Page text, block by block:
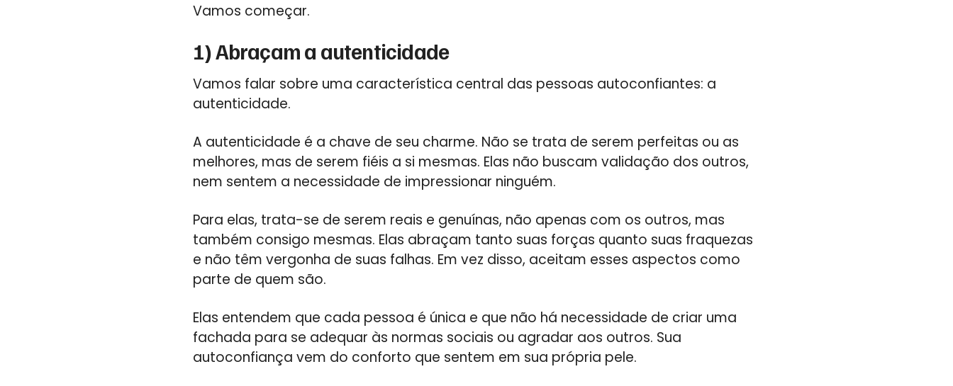
Vamos começar.
1) Abraçam a autenticidade
Vamos falar sobre uma característica central das pessoas autoconfiantes: a
autenticidade.
A autenticidade é a chave de seu charme. Não se trata de serem perfeitas ou as
melhores, mas de serem fiéis a si mesmas. Elas não buscam validação dos outros,
nem sentem a necessidade de impressionar ninguém.
Para elas, trata-se de serem reais e genuínas, não apenas com os outros, mas
também consigo mesmas. Elas abraçam tanto suas forças quanto suas fraquezas
e não têm vergonha de suas falhas. Em vez disso, aceitam esses aspectos como
parte de quem são.
Elas entendem que cada pessoa é única e que não há necessidade de criar uma
fachada para se adequar às normas sociais ou agradar aos outros. Sua
autoconfiança vem do conforto que sentem em sua própria pele.